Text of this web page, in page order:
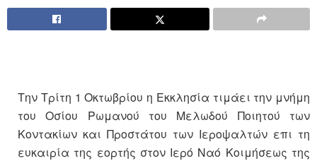
Την Τρίτη 1 Οκτωβρίου η Εκκλησία τιμάει την μνήμη
του Οσίου Ρωμανού του Μελωδού Ποιητού των
Κοντακίων και Προστάτου των Ιεροψαλτών επι τη
ευκαιρία της εορτής στον Ιερό Ναό Κοιμήσεως της